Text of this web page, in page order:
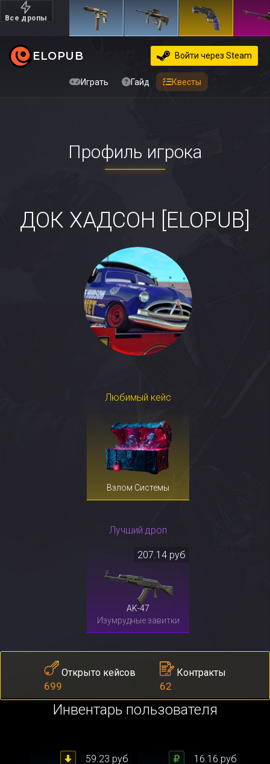
Все дропы
Дорогие
ELOPUB
Играть Гайд Квесты
Войти через Steam
Профиль игрока
ДОК ХАДСОН [ELOPUB]
Любимый кейс
Взлом Системы
Лучший дроп
AK-47
Изумрудные завитки
207.14 руб
Открыто кейсов
699
Контракты
62
Инвентарь пользователя
59.23 руб 16.16 руб